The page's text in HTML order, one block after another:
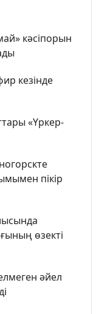
кәсіпорын
кезінде
«Үркер-
пікір
өзекті
әйел